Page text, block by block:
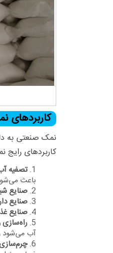
کاربردهای
نمک صنعتی به
کاربردهای رایج
تصفیه
باعث
صنایع
صنایع
صنایع
آب می‌شود